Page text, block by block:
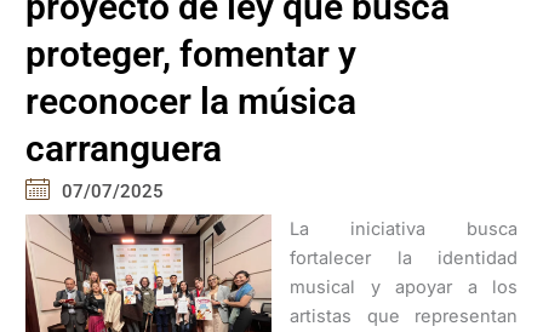
proteger, fomentar y
reconocer la música
carranguera
07/07/2025
La iniciativa busca
fortalecer la identidad
musical y apoyar a los
artistas que representan